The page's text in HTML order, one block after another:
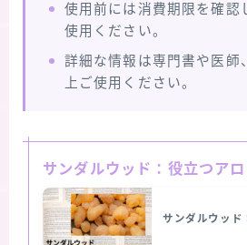
使用前には消費期限を確認
使用ください。
詳細な情報は専門書や医師
上ご使用ください。
サンダルウッド：役立つア
サンダルウッド